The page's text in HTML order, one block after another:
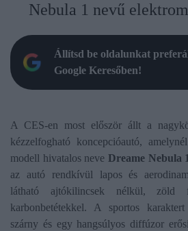
Nebula 1 nevű
Állítsd be oldalunkat
Google Keresőben!
A CES-en most először állt a
kézzelfogható koncepcióautó,
modell hivatalos neve Dreame Nebula
az autó rendkívül lapos és
látható ajtókilincsek nélkül, zöld
karbonbetétekkel. A sportos
szárny és egy hangsúlyos diffúzor